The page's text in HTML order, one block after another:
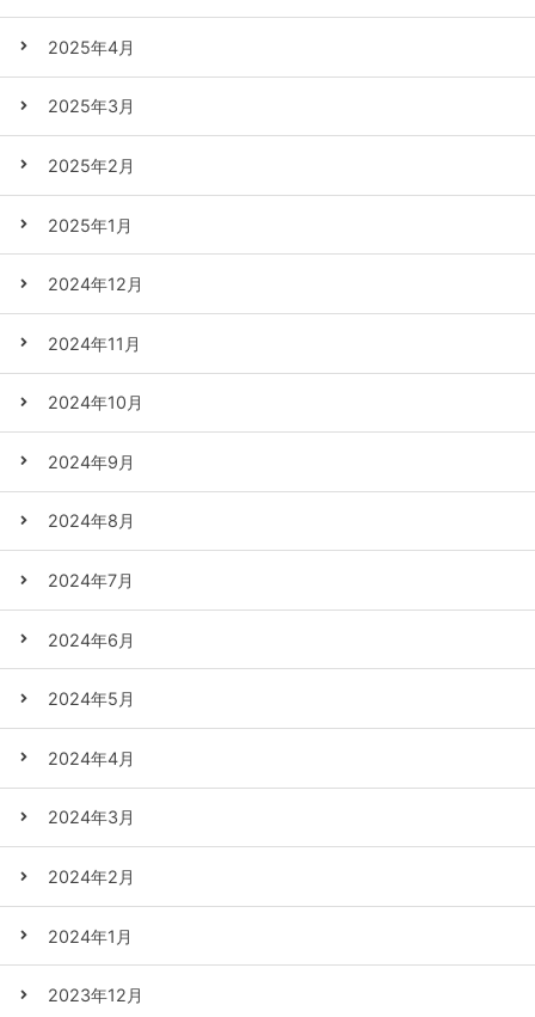
2025年4月
2025年3月
2025年2月
2025年1月
2024年12月
2024年11月
2024年10月
2024年9月
2024年8月
2024年7月
2024年6月
2024年5月
2024年4月
2024年3月
2024年2月
2024年1月
2023年12月